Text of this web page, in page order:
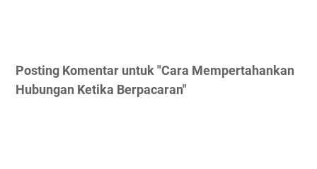
Posting Komentar untuk "Cara Mempertahankan
Hubungan Ketika Berpacaran"